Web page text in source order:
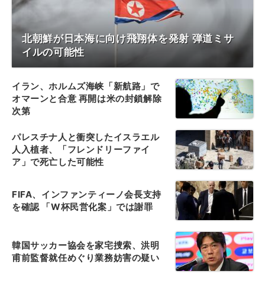
北朝鮮が日本海に向け飛翔体を発射 弾道ミサ
イルの可能性
イラン、ホルムズ海峡「新航路」で
オマーンと合意 再開は米の封鎖解除
次第
パレスチナ人と衝突したイスラエル
人入植者、「フレンドリーファイ
ア」で死亡した可能性
FIFA、インファンティーノ会長支持
を確認 「W杯民営化案」では謝罪
韓国サッカー協会を家宅捜索、洪明
甫前監督就任めぐり業務妨害の疑い